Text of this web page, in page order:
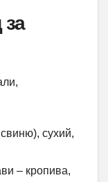
сухий,
– кропива,